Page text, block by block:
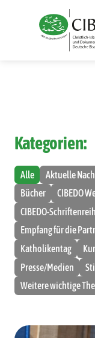
Kategorien:
Alle Aktuelle
Bücher
CIBEDO
CIBEDO-
Empfang für die
Katholikentag
Presse/Medien
Weitere wichtige